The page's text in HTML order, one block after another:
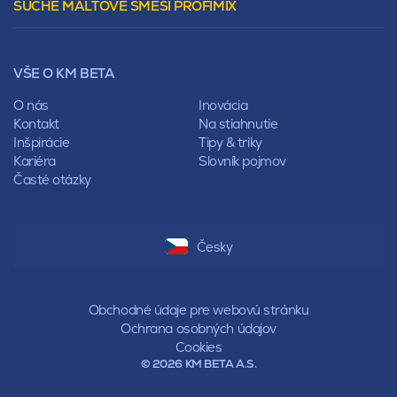
Mansardová
Pultová
Sedlová
Polovalbová
Stanová
Mansardová
Pultová
Hodonka
Preklady
Lícové murivo
Pálené zdivo Profiblok
Nosné murivo
Priečky
Vencovky
Preklady
SUCHÉ MALTOVÉ SMĚSI PROFIMIX
VŠE O KM BETA
O nás
Inovácia
Kontakt
Na stiahnutie
Inšpirácie
Tipy & triky
Kariéra
Slovník pojmov
Časté otázky
Česky
© 2026 KM BETA A.S.
Obchodné údaje pre webovú stránku
Ochrana osobných údajov
Cookies